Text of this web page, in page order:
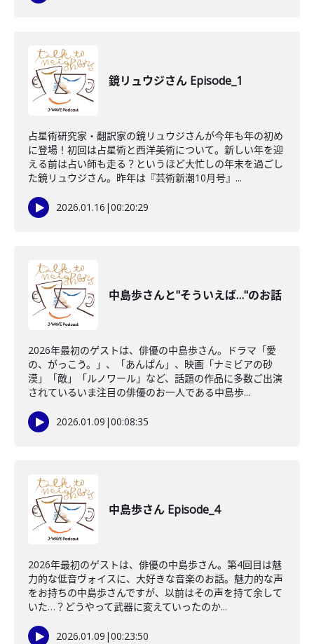
鏡リュウジさん Episode_1
占星術研究家・翻訳家の鏡リュウジさんが今年も年の初め
に登場！初回は占星術と西洋美術について。新しい年を迎
える前は占い師も走る？というほど大忙しの年末を過ごし
た鏡リュウジさん。昨年は『芸術新潮10月号』...
2026.01.16 |00:20:29
中島歩さんと"そういえば…"のお話
2026年最初のゲストは、俳優の中島歩さん。ドラマ「愛
の、がっこう。」、「あんぱん」、映画「ナミビアの砂
漠」「敵」「ルノワール」など、話題の作品に多数ご出演
されているいま注目の俳優のお一人である中島歩...
2026.01.09 |00:08:35
中島歩さん Episode_4
2026年最初のゲストは、俳優の中島歩さん。第4回目は魅
力的な低音ヴォイスに、大好きな音楽のお話。魅力的な声
をお持ちの中島歩さんですが、以前はその声を持て余して
いた…？どうやって武器に変えていったのか...
2026.01.09 |00:23:50